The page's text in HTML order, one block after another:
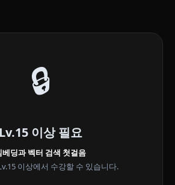
🔒
Lv.15 이상 필요
베딩과 벡터 검색 첫걸음
이상에서 수강할 수 있습니다.